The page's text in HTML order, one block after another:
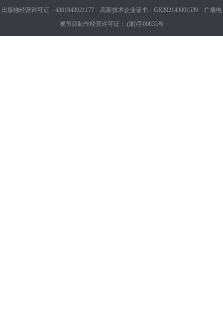
出版物经营许可证：4301042021177 高新技术企业证书：GR202143001539 广播电
视节目制作经营许可证： (湘)字00833号